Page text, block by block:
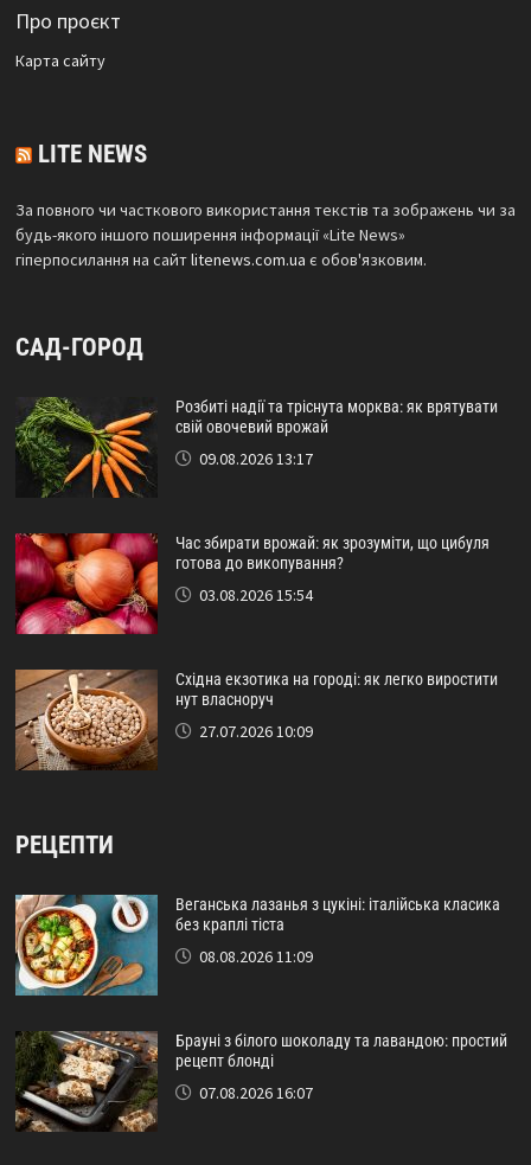
Про проєкт
Карта сайтy
LITE NEWS
За повного чи часткового використання текстів та зображень чи за
будь-якого іншого поширення інформації «Lite News»
гіперпосилання на сайтlitenews.com.ua є обов'язковим.
САД-ГОРОД
Розбиті надії та тріснута морква: як врятувати
свій овочевий врожай
09.08.2026 13:17
Час збирати врожай: як зрозуміти, що цибуля
готова до викопування?
03.08.2026 15:54
Східна екзотика на городі: як легко виростити
нут власноруч
27.07.2026 10:09
РЕЦЕПТИ
Веганська лазанья з цукіні: італійська класика
без краплі тіста
08.08.2026 11:09
Брауні з білого шоколаду та лавандою: простий
рецепт блонді
07.08.2026 16:07